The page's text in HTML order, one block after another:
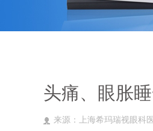
头痛、眼胀
来源：上海希玛瑞视眼科